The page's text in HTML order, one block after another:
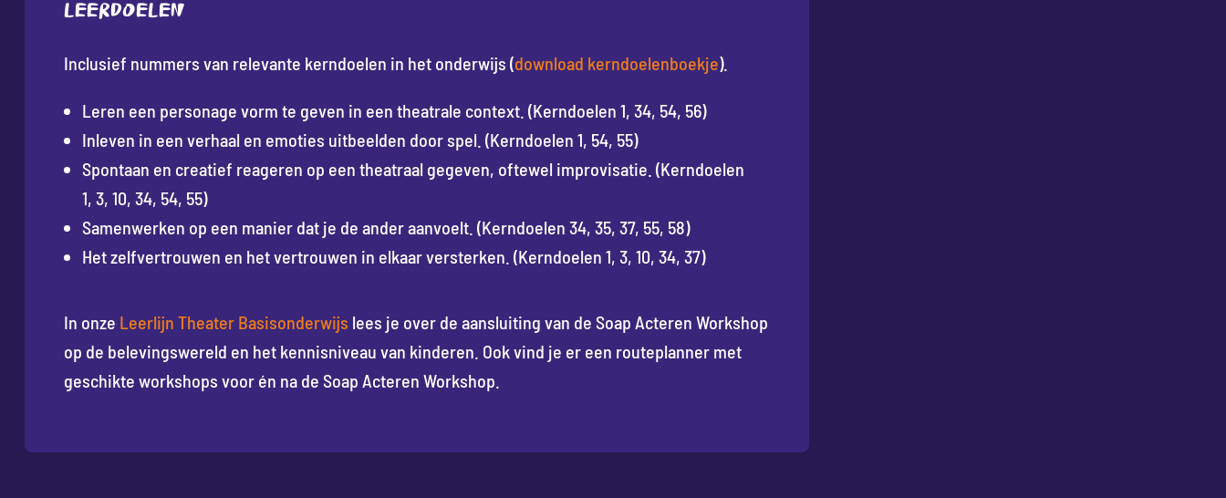
Leerdoelen
Inclusief nummers van relevante kerndoelen in het onderwijs (download kerndoelenboekje).
Leren een personage vorm te geven in een theatrale context. (Kerndoelen 1, 34, 54, 56)
Inleven in een verhaal en emoties uitbeelden door spel. (Kerndoelen 1, 54, 55)
Spontaan en creatief reageren op een theatraal gegeven, oftewel improvisatie. (Kerndoelen
1, 3, 10, 34, 54, 55)
Samenwerken op een manier dat je de ander aanvoelt. (Kerndoelen 34, 35, 37, 55, 58)
Het zelfvertrouwen en het vertrouwen in elkaar versterken. (Kerndoelen 1, 3, 10, 34, 37)
In onze Leerlijn Theater Basisonderwijs lees je over de aansluiting van de Soap Acteren Workshop
op de belevingswereld en het kennisniveau van kinderen. Ook vind je er een routeplanner met
geschikte workshops voor én na de Soap Acteren Workshop.